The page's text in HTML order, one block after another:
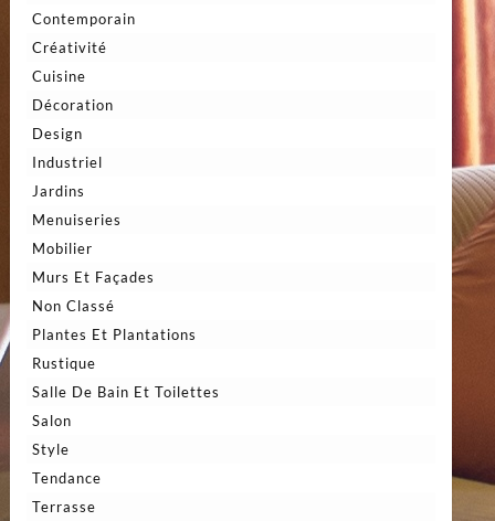
Contemporain
Créativité
Cuisine
Décoration
Design
Industriel
Jardins
Menuiseries
Mobilier
Murs Et Façades
Non Classé
Plantes Et Plantations
Rustique
Salle De Bain Et Toilettes
Salon
Style
Tendance
Terrasse